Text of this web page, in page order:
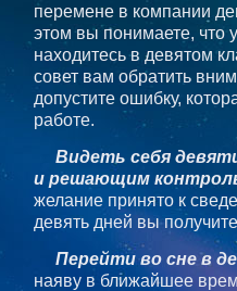
перемене в компании
этом вы понимаете, что
находитесь в девятом
совет вам обратить
допустите ошибку,
работе.
Видеть себя
и решающим
желание принято к
девять дней вы
Перейти во сне в
наяву в ближайшее